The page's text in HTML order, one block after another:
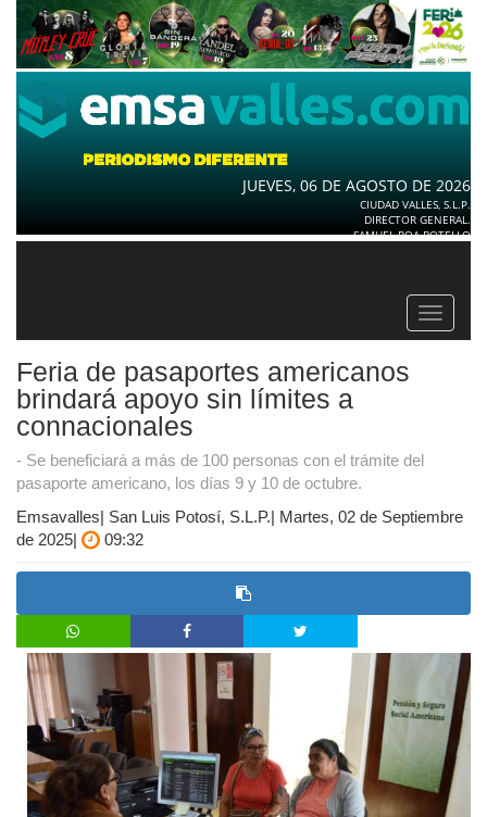
JUEVES, 06 DE AGOSTO DE 2026
CIUDAD VALLES, S.L.P.
DIRECTOR GENERAL.
SAMUEL ROA BOTELLO
Toggle
Feria de pasaportes americanos
brindará apoyo sin límites a
connacionales
- Se beneficiará a más de 100 personas con el trámite del
pasaporte americano, los días 9 y 10 de octubre.
Emsavalles| San Luis Potosí, S.L.P.| Martes, 02 de Septiembre
de 2025|
09:32